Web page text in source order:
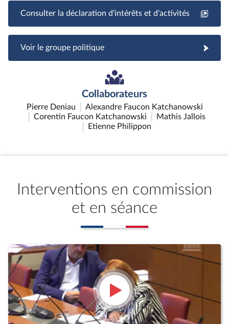
Consulter la déclaration d'intérêts et d'activités
Voir le groupe politique
Collaborateurs
Pierre Deniau
Alexandre Faucon Katchanowski
Corentin Faucon Katchanowski
Mathis Jallois
Etienne Philippon
Interventions en commission
et en séance